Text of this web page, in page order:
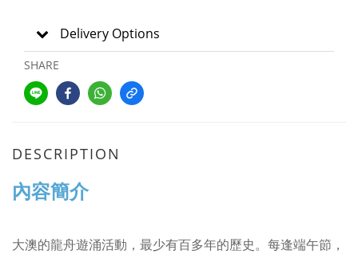
Delivery Options
SHARE
DESCRIPTION
內容簡介
大澳的龍舟遊涌活動，最少有百多年的歷史。每逢端午節，